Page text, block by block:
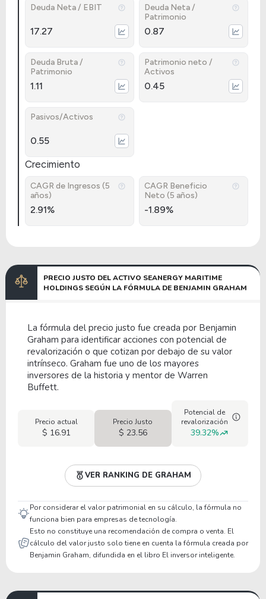
Deuda Neta / EBIT
17.27
Deuda Neta /
Patrimonio
0.87
Deuda Bruta /
Patrimonio
1.11
Patrimonio neto /
Activos
0.45
Pasivos/Activos
0.55
Crecimiento
CAGR de Ingresos (5
años)
2.91%
CAGR Beneficio
Neto (5 años)
-1.89%
PRECIO JUSTO DEL ACTIVO SEANERGY MARITIME
HOLDINGS SEGÚN LA FÓRMULA DE BENJAMIN GRAHAM
La fórmula del precio justo fue creada por Benjamin
Graham para identificar acciones con potencial de
revalorización o que cotizan por debajo de su valor
intrínseco. Graham fue uno de los mayores
inversores de la historia y mentor de Warren
Buffett.
Precio actual
$ 16.91
Precio Justo
$ 23.56
Potencial de
revalorización
39.32%
VER RANKING DE GRAHAM
Por considerar el valor patrimonial en su cálculo, la fórmula no
funciona bien para empresas de tecnología.
Esto no constituye una recomendación de compra o venta. El
cálculo del valor justo solo tiene en cuenta la fórmula creada por
Benjamin Graham, difundida en el libro El inversor inteligente.